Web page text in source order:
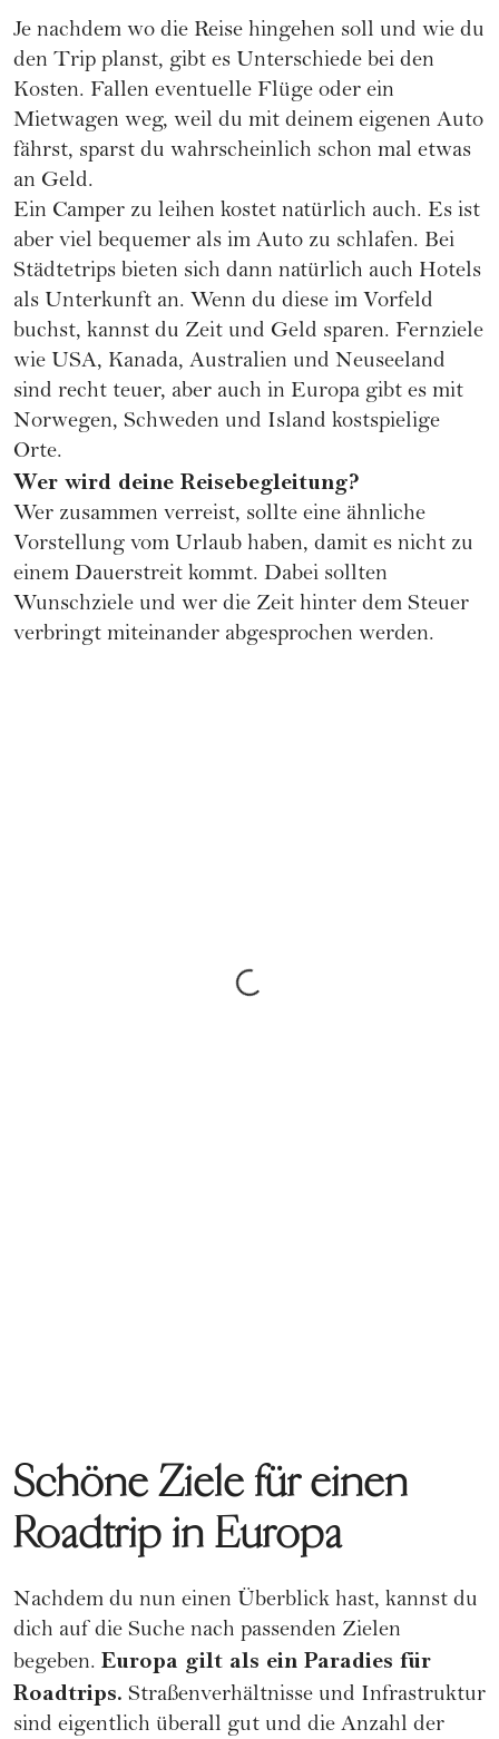
Je nachdem wo die Reise hingehen soll und wie du
den Trip planst, gibt es Unterschiede bei den
Kosten. Fallen eventuelle Flüge oder ein
Mietwagen weg, weil du mit deinem eigenen Auto
fährst, sparst du wahrscheinlich schon mal etwas
an Geld.
Ein Camper zu leihen kostet natürlich auch. Es ist
aber viel bequemer als im Auto zu schlafen. Bei
Städtetrips bieten sich dann natürlich auch Hotels
als Unterkunft an. Wenn du diese im Vorfeld
buchst, kannst du Zeit und Geld sparen. Fernziele
wie USA, Kanada, Australien und Neuseeland
sind recht teuer, aber auch in Europa gibt es mit
Norwegen, Schweden und Island kostspielige
Orte.
Wer wird deine Reisebegleitung?
Wer zusammen verreist, sollte eine ähnliche
Vorstellung vom Urlaub haben, damit es nicht zu
einem Dauerstreit kommt. Dabei sollten
Wunschziele und wer die Zeit hinter dem Steuer
verbringt miteinander abgesprochen werden.
Schöne Ziele für einen
Roadtrip in Europa
Nachdem du nun einen Überblick hast, kannst du
dich auf die Suche nach passenden Zielen
begeben. Europa gilt als ein Paradies für
Roadtrips. Straßenverhältnisse und Infrastruktur
sind eigentlich überall gut und die Anzahl der